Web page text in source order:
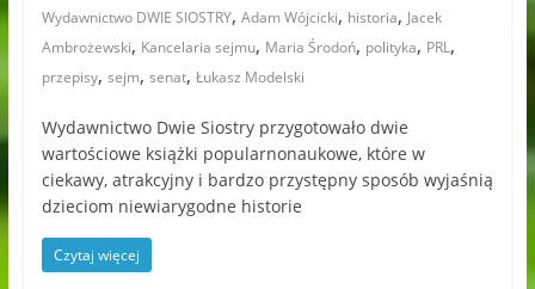
Wydawnictwo DWIE SIOSTRY, Adam Wójcicki, historia, Jacek
Ambrożewski, Kancelaria sejmu, Maria Środoń, polityka, PRL,
przepisy, sejm, senat, Łukasz Modelski
Wydawnictwo Dwie Siostry przygotowało dwie
wartościowe książki popularnonaukowe, które w
ciekawy, atrakcyjny i bardzo przystępny sposób wyjaśnią
dzieciom niewiarygodne historie
Czytaj więcej